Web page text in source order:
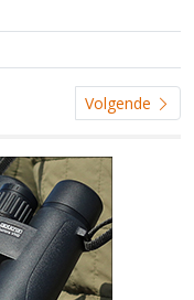
Volgende